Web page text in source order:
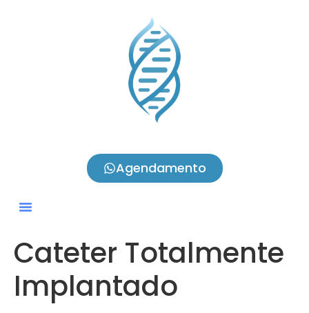
Agendamento
Cateter Totalmente
Implantado